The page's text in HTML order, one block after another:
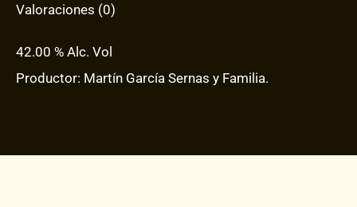
Valoraciones (0)
42.00 % Alc. Vol
Productor: Martín García Sernas y Familia.